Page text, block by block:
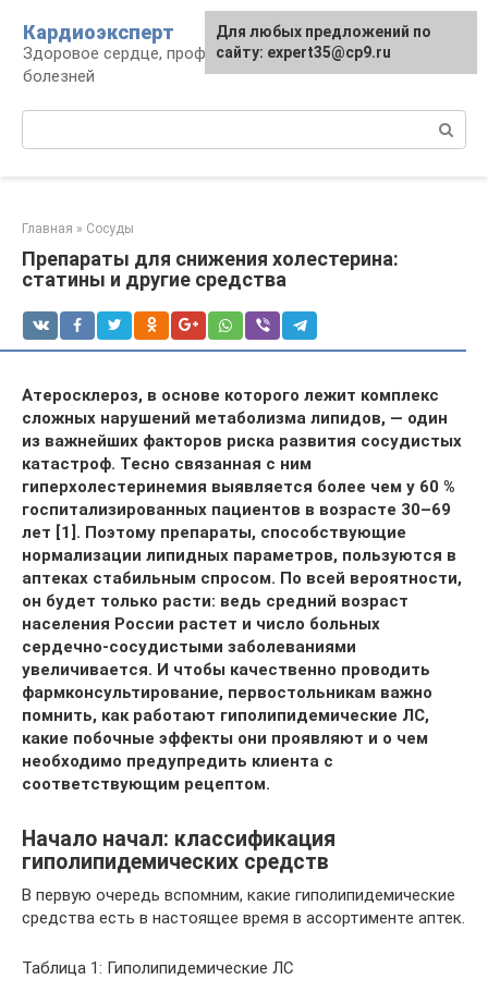
контенту
Кардиоэксперт
Здоровое сердце, профилактика и лечение
болезней
Главная » Сосуды
Препараты для снижения холестерина:
статины и другие средства
Атеросклероз, в основе которого лежит комплекс
сложных нарушений метаболизма липидов, — один
из важнейших факторов риска развития сосудистых
катастроф. Тесно связанная с ним
гиперхолестеринемия выявляется более чем у 60 %
госпитализированных пациентов в возрасте 30–69
лет [1]. Поэтому препараты, способствующие
нормализации липидных параметров, пользуются в
аптеках стабильным спросом. По всей вероятности,
он будет только расти: ведь средний возраст
населения России растет и число больных
сердечно-сосудистыми заболеваниями
увеличивается. И чтобы качественно проводить
фармконсультирование, первостольникам важно
помнить, как работают гиполипидемические ЛС,
какие побочные эффекты они проявляют и о чем
необходимо предупредить клиента с
соответствующим рецептом.
Начало начал: классификация
гиполипидемических средств
В первую очередь вспомним, какие гиполипидемические
средства есть в настоящее время в ассортименте аптек.
Таблица 1: Гиполипидемические ЛС
Для любых предложений по
сайту: expert35@cp9.ru